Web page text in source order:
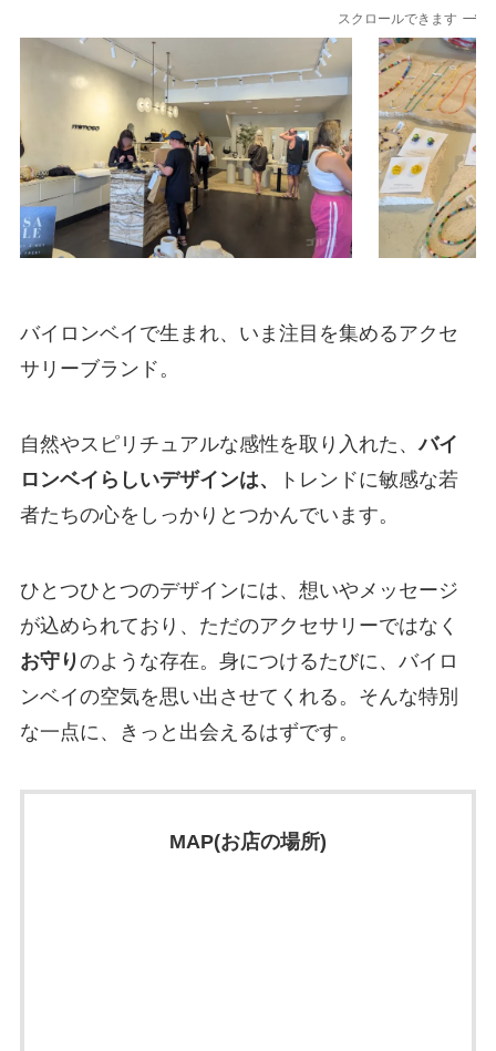
スクロールできます
バイロンベイで生まれ、いま注目を集めるアクセ
サリーブランド。
自然やスピリチュアルな感性を取り入れた、バイ
ロンベイらしいデザインは、
トレンドに敏感な若
者たちの心をしっかりとつかんでいます。
ひとつひとつのデザインには、想いやメッセージ
が込められており、ただのアクセサリーではなく
お守りのような存在。身につけるたびに、バイロ
ンベイの空気を思い出させてくれる。そんな特別
な一点に、きっと出会えるはずです。
MAP(お店の場所)